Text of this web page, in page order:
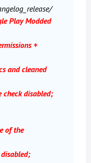
Play Modded
+
and cleaned
check disabled;
of the